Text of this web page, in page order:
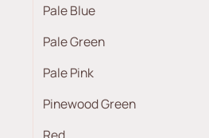
Pale Blue
Pale Green
Pale Pink
Pinewood Green